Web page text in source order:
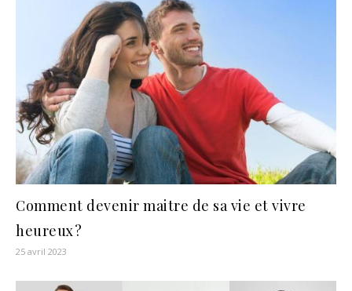
Comment devenir maitre de sa vie et vivre
heureux ?
25 avril 2023